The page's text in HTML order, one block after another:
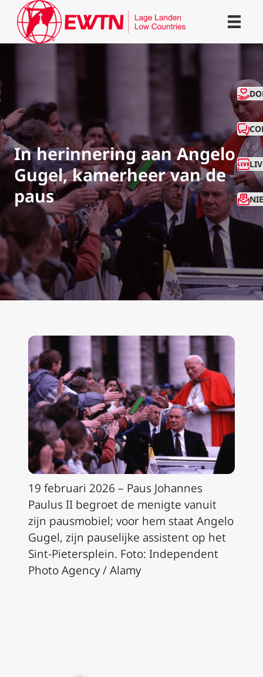
In herinnering aan Angelo
Gugel, kamerheer van de
paus
19 februari 2026 – Paus Johannes
Paulus II begroet de menigte vanuit
zijn pausmobiel; voor hem staat Angelo
Gugel, zijn pauselijke assistent op het
Sint-Pietersplein. Foto: Independent
Photo Agency / Alamy